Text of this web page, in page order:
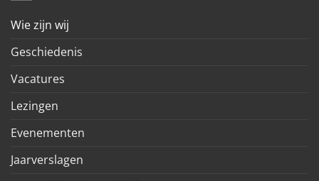
Wie zijn wij
Geschiedenis
Vacatures
Lezingen
Evenementen
Jaarverslagen